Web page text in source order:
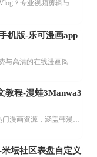
想制作出专业级的短视频或Vlog？专业视频剪辑与特效制作大全专题为你提供了从剪辑、抠像到特效包装的全套解决方案。无论是添加炫酷的片头、进行精准的视频抠图，还是制...
机版-乐可漫画app
乐可漫画APP，堪称主打免费与高清的在线漫画阅读神器。其官方版提供海量完整版漫画资源，无论是国内漫画，还是日漫、韩漫、台漫、美漫等国外漫画，应有尽有，随时供你阅读。只需轻点一下，便能直接进入阅读界面。不仅如此，乐可漫画最新版本更新速度极快，在这里，你总能抢先看到全网一手漫画章节内容！...
教程-漫蛙3Manwa3
漫蛙MANWA3，汇聚全球热门漫画资源，涵盖韩漫、欧美漫画、国漫等多种类型，题材丰富多样，全方位满足用户阅读喜好。它不仅是阅读平台，更是创作平台，为广大用户打造零门槛创作环境。...
坛社区表盘自定义